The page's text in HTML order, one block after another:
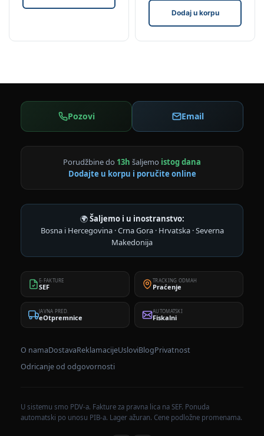
Dodaj u korpu
Pozovi Email
Porudžbine do 13h šaljemo istog dana
Dodajte u korpu i poručite online
🌍Šaljemo i u inostranstvo:
Bosna i Hercegovina · Crna Gora · Hrvatska · Severna
Makedonija
E-FAKTURE
SEF
TRACKING ODMAH
Praćenje
JAVNA PRED.
eOtpremnice
AUTOMATSKI
Fiskalni
O namaDostavaReklamacijeUsloviBlogPrivatnost
Odricanje od odgovornosti
U sistemu smo PDV-a. Fakture za pravna lica na SEF. Ponuda
automatski po unosu PIB-a. Lager ažuran. Cene podložne promenama.